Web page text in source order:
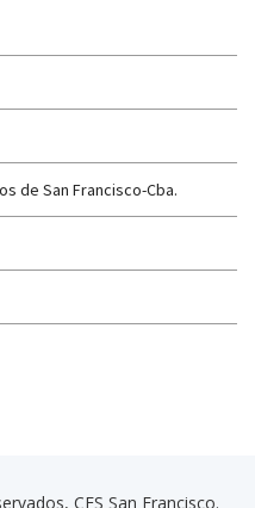
de San Francisco-Cba.
CES San Francisco.